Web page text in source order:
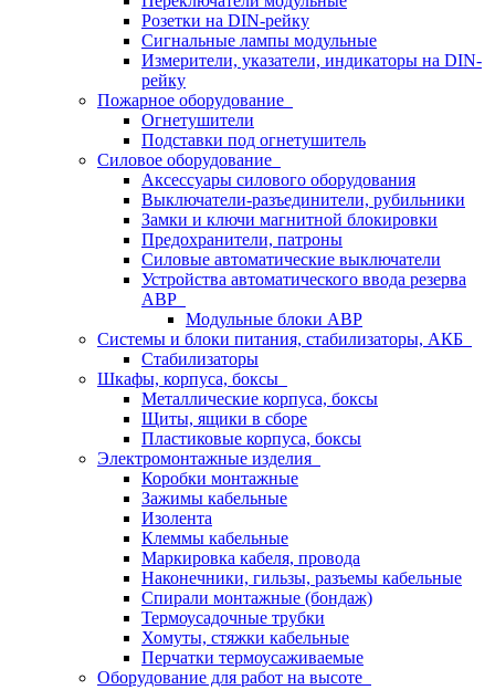
Розетки на DIN-рейку
Сигнальные лампы модульные
Измерители, указатели, индикаторы на DIN-
рейку
Пожарное оборудование
Огнетушители
Подставки под огнетушитель
Силовое оборудование
Аксессуары силового оборудования
Выключатели-разъединители, рубильники
Замки и ключи магнитной блокировки
Предохранители, патроны
Силовые автоматические выключатели
Устройства автоматического ввода резерва
АВР
Модульные блоки АВР
Системы и блоки питания, стабилизаторы, АКБ
Стабилизаторы
Шкафы, корпуса, боксы
Металлические корпуса, боксы
Щиты, ящики в сборе
Пластиковые корпуса, боксы
Электромонтажные изделия
Коробки монтажные
Зажимы кабельные
Изолента
Клеммы кабельные
Маркировка кабеля, провода
Наконечники, гильзы, разъемы кабельные
Спирали монтажные (бондаж)
Термоусадочные трубки
Хомуты, стяжки кабельные
Перчатки термоусаживаемые
Оборудование для работ на высоте